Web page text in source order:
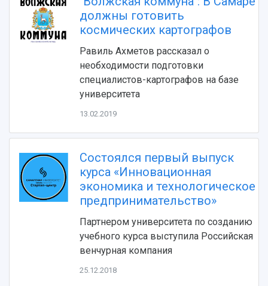
Устойчивое развитие
3D-тур по университету
Учебный аэродром
Центр истории авиационных двигателей
Умный дом бабочек
Международный межвузовский кампус
Сведения об образовательной организации
Официальные документы
Видеолекции
Противодействие COVID-19
деятельности
Журналы Самарского университета
Научные конференции
Публикации и издания
Отчеты о проведенных конференциях
должны готовить
космических картографов
Равиль Ахметов рассказал о
необходимости подготовки
специалистов-картографов на базе
университета
13.02.2019
Состоялся первый выпуск
курса «Инновационная
экономика и технологическое
предпринимательство»
Партнером университета по созданию
учебного курса выступила Российская
венчурная компания
25.12.2018